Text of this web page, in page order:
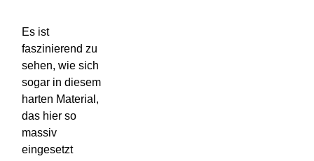
Es ist
faszinierend zu
sehen, wie sich
sogar in diesem
harten Material,
das hier so
massiv
eingesetzt